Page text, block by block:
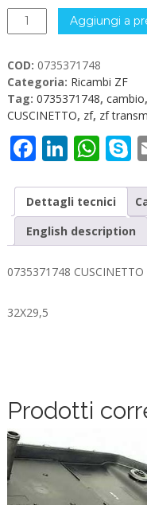
0735371748
CUSCINETTO
Aggiungi a
COD: 0735371748
Categoria: Ricambi ZF
Tag: 0735371748, cambio,
CUSCINETTO, zf, zf
Facebook
Dettagli tecnici
English description
0735371748 CUSCINETTO
32X29,5
Prodotti